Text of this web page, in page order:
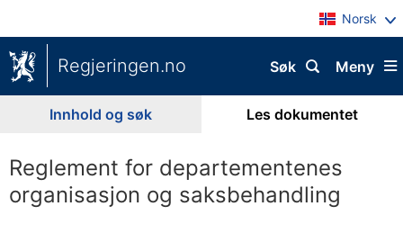
Norsk
Regjeringen.no Meny
Søk
Innhold og søk Les dokumentet
Reglement for departementenes
organisasjon og saksbehandling